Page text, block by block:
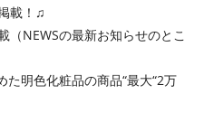
載！♫
（NEWSの最新お知らせのとこ
た明色化粧品の商品“最大“2万